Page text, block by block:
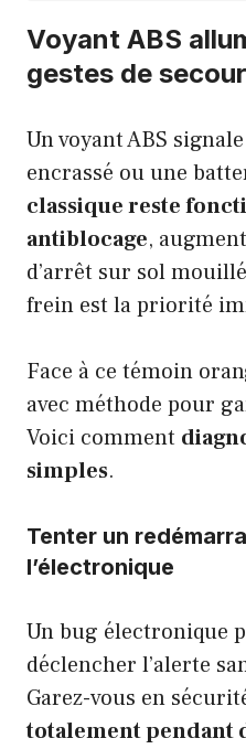
Voyant ABS
gestes de
Un voyant ABS
encrassé ou une
classique reste
antiblocage,
d’arrêt sur sol
frein est la priorité
Face à ce témoin
avec méthode pour
Voici comment
simples.
Tenter un
l’électronique
Un bug électronique
déclencher l’alerte
Garez-vous en
totalement pendant